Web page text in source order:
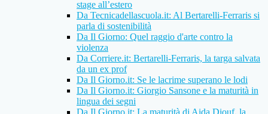
stage all’estero
Da Tecnicadellascuola.it: Al Bertarelli-Ferraris si
parla di sostenibilità
Da Il Giorno: Quel raggio d'arte contro la
violenza
Da Corriere.it: Bertarelli-Ferraris, la targa salvata
da un ex prof
Da Il Giorno.it: Se le lacrime superano le lodi
Da Il Giorno.it: Giorgio Sansone e la maturità in
lingua dei segni